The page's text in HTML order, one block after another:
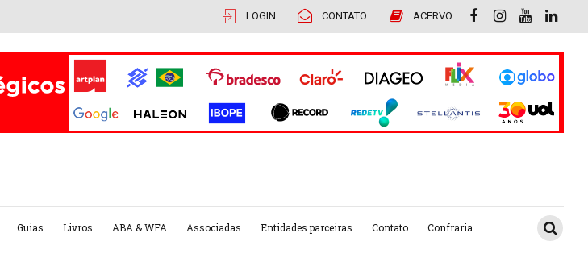
LOGIN CONTATO ACERVO
Guias Livros ABA & WFA Associadas Entidades parceiras Contato Confraria